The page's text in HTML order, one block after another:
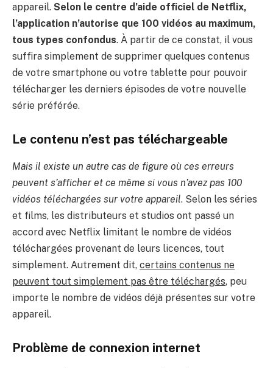
appareil. Selon le centre d’aide officiel de Netflix,
l’application n’autorise que 100 vidéos au maximum,
tous types confondus. À partir de ce constat, il vous
suffira simplement de supprimer quelques contenus
de votre smartphone ou votre tablette pour pouvoir
télécharger les derniers épisodes de votre nouvelle
série préférée.
Le contenu n’est pas téléchargeable
Mais il existe un autre cas de figure où ces erreurs
peuvent s’afficher et ce même si vous n’avez pas 100
vidéos téléchargées sur votre appareil. Selon les séries
et films, les distributeurs et studios ont passé un
accord avec Netflix limitant le nombre de vidéos
téléchargées provenant de leurs licences, tout
simplement. Autrement dit, certains contenus ne
peuvent tout simplement pas être téléchargés, peu
importe le nombre de vidéos déjà présentes sur votre
appareil.
Problème de connexion internet